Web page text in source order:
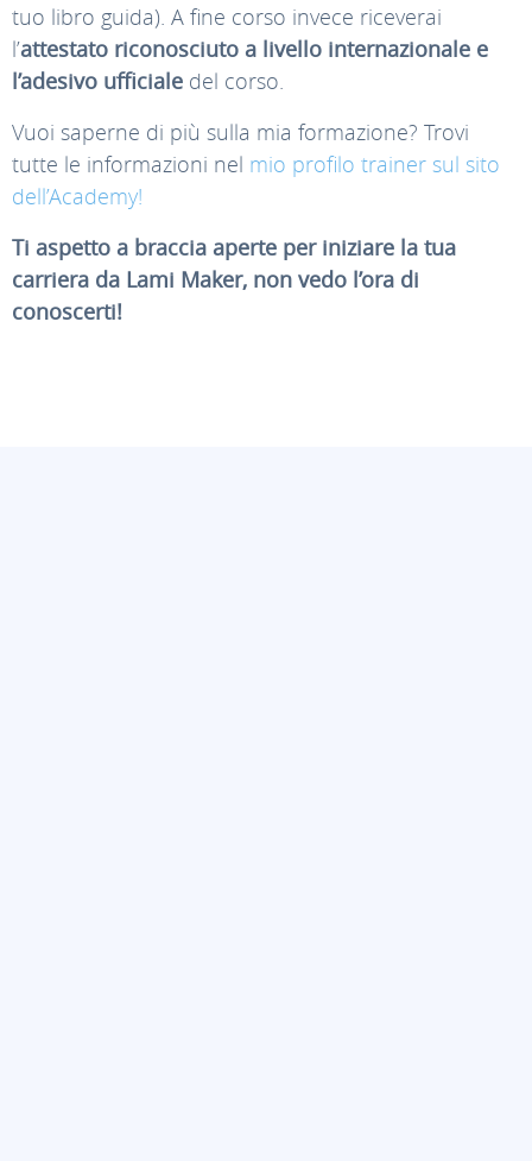
tuo libro guida). A fine corso invece riceverai
l’attestato riconosciuto a livello internazionale e
l’adesivo ufficiale del corso.
Vuoi saperne di più sulla mia formazione? Trovi
tutte le informazioni nel mio profilo trainer sul sito
dell’Academy!
Ti aspetto a braccia aperte per iniziare la tua
carriera da Lami Maker, non vedo l’ora di
conoscerti!